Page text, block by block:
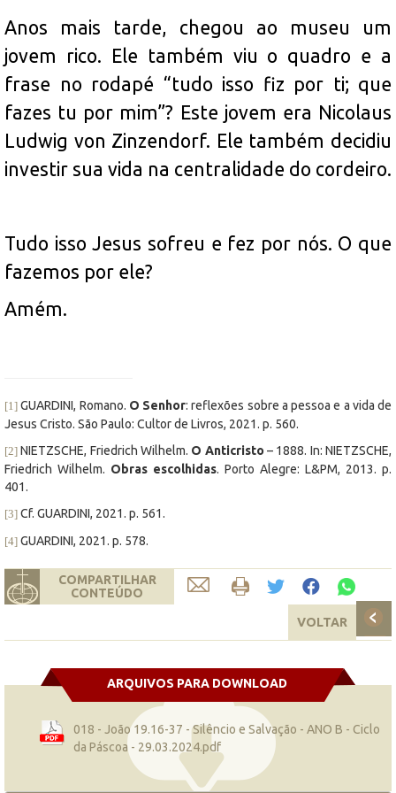
Anos mais tarde, chegou ao museu um
jovem rico. Ele também viu o quadro e a
frase no rodapé “tudo isso fiz por ti; que
fazes tu por mim”? Este jovem era Nicolaus
Ludwig von Zinzendorf. Ele também decidiu
investir sua vida na centralidade do cordeiro.
Tudo isso Jesus sofreu e fez por nós. O que
fazemos por ele?
Amém.
[1] GUARDINI, Romano. O Senhor: reflexões sobre a pessoa e a vida de
Jesus Cristo. São Paulo: Cultor de Livros, 2021. p. 560.
[2] NIETZSCHE, Friedrich Wilhelm. O Anticristo – 1888. In: NIETZSCHE,
Friedrich Wilhelm. Obras escolhidas. Porto Alegre: L&PM, 2013. p.
401.
[3] Cf. GUARDINI, 2021. p. 561.
[4] GUARDINI, 2021. p. 578.
COMPARTILHAR
CONTEÚDO
VOLTAR
ARQUIVOS PARA DOWNLOAD
018 - João 19.16-37 - Silêncio e Salvação - ANO B - Ciclo
da Páscoa - 29.03.2024.pdf